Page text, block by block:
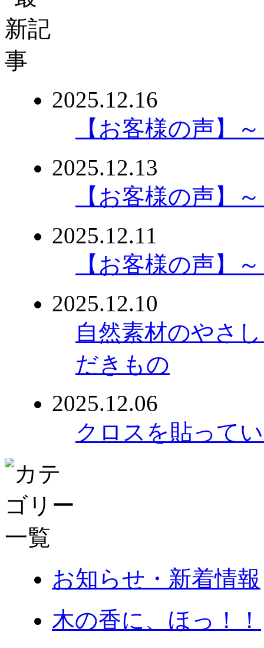
2025.12.16
【お客様の声】
2025.12.13
【お客様の声】
2025.12.11
【お客様の声】
2025.12.10
自然素材のやさ
だきもの
2025.12.06
クロスを貼って
お知らせ・新着情報
木の香に、ほっ！！